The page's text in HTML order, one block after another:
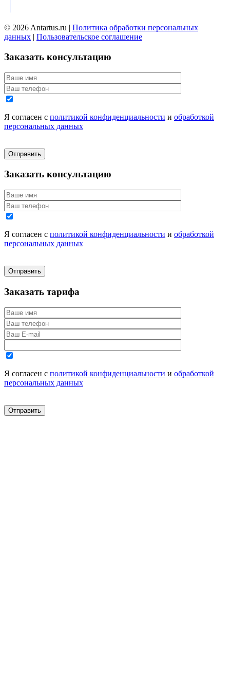
© 2026 Antartus.ru | Политика обработки персональных
данных | Пользовательское соглашение
Заказать консультацию
Я согласен с политикой конфиденциальности и обработкой
персональных данных
Заказать консультацию
Я согласен с политикой конфиденциальности и обработкой
персональных данных
Заказать тарифа
Я согласен с политикой конфиденциальности и обработкой
персональных данных